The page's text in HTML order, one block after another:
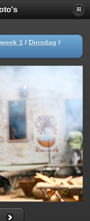
week 1 / Dinsdag /